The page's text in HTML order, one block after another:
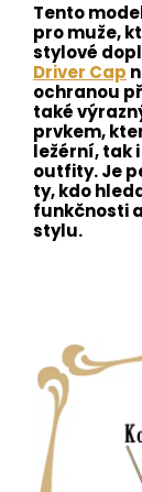
Tento
pro muže,
stylové
Driver Cap
ochranou
také
prvkem,
ležérní, tak
outfity. Je
ty, kdo
funkčnosti
stylu.